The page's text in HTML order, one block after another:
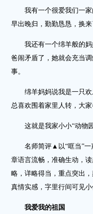
我有一个很爱我们一家
早出晚归，勤勤恳恳，换来
我还有一个绵羊般的妈
爸闹矛盾了，她就会充当
事。
绵羊妈妈说我是一只欢
总喜欢围着家里人转，大家
这就是我家小小“动物园
名师简评▲以“哐当”一声
章语言流畅，准确生动，
略，详略得当，重点突出
真情实感，字里行间可见
我爱我的祖国